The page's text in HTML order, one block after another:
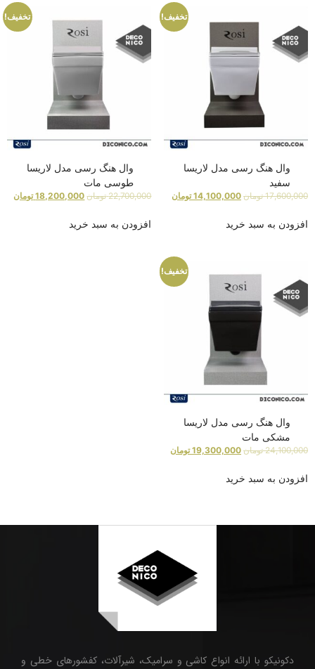
تخفیف!
وال هنگ رسی مدل لاریسا
سفید
17,600,000 تومان 14,100,000 تومان
افزودن به سبد خرید
تخفیف!
وال هنگ رسی مدل لاریسا
طوسی مات
22,700,000 تومان 18,200,000 تومان
افزودن به سبد خرید
تخفیف!
وال هنگ رسی مدل لاریسا
مشکی مات
24,100,000 تومان 19,300,000 تومان
افزودن به سبد خرید
دکونیکو با ارائه انواع کاشی و سرامیک، شیرآلات، کفشورهای خطی و